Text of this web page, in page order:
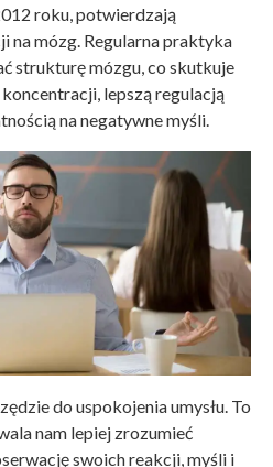
roku, potwierdzają
na mózg. Regularna praktyka
strukturę mózgu, co skutkuje
lepszą regulacją
na negatywne myśli.
do uspokojenia umysłu. To
nam lepiej zrozumieć
swoich reakcji, myśli i